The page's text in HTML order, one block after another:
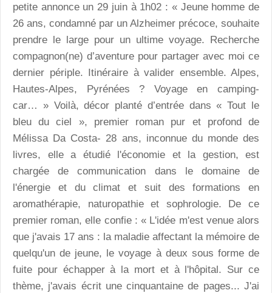
petite annonce un 29 juin à 1h02 : « Jeune homme de
26 ans, condamné par un Alzheimer précoce, souhaite
prendre le large pour un ultime voyage. Recherche
compagnon(ne) d’aventure pour partager avec moi ce
dernier périple. Itinéraire à valider ensemble. Alpes,
Hautes-Alpes, Pyrénées ? Voyage en camping-
car… » Voilà, décor planté d’entrée dans « Tout le
bleu du ciel », premier roman pur et profond de
Mélissa Da Costa- 28 ans, inconnue du monde des
livres, elle a étudié l'économie et la gestion, est
chargée de communication dans le domaine de
l'énergie et du climat et suit des formations en
aromathérapie, naturopathie et sophrologie. De ce
premier roman, elle confie : « L'idée m'est venue alors
que j'avais 17 ans : la maladie affectant la mémoire de
quelqu'un de jeune, le voyage à deux sous forme de
fuite pour échapper à la mort et à l'hôpital. Sur ce
thème, j'avais écrit une cinquantaine de pages... J'ai